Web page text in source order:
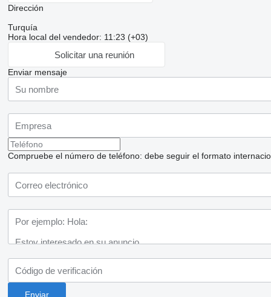
Dirección
Turquía
Hora local del vendedor: 11:23 (+03)
Solicitar una reunión
Enviar mensaje
Compruebe el número de teléfono: debe seguir el formato